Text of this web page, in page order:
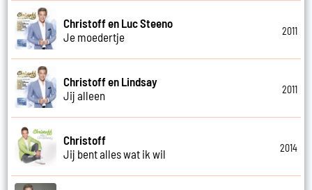
Christoff en Luc Steeno
Je moedertje
2011
Christoff en Lindsay
Jij alleen
2011
Christoff
Jij bent alles wat ik wil
2014